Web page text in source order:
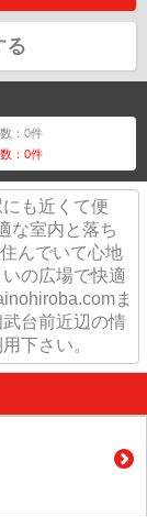
る
：0件
：0件
も近くて便
な室内と落ち
んでいて心地
の広場で快適
ま
台前近辺の情
下さい。